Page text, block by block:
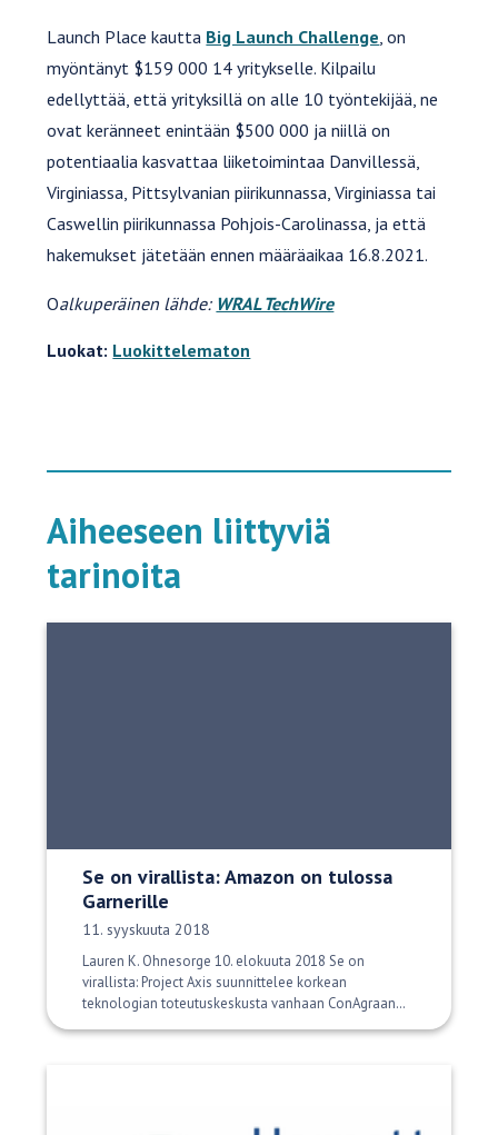
Launch Place kautta Big Launch Challenge , on
myöntänyt $159 000 14 yritykselle. Kilpailu
edellyttää, että yrityksillä on alle 10 työntekijää, ne
ovat keränneet enintään $500 000 ja niillä on
potentiaalia kasvattaa liiketoimintaa Danvillessä,
Virginiassa, Pittsylvanian piirikunnassa, Virginiassa tai
Caswellin piirikunnassa Pohjois-Carolinassa, ja että
hakemukset jätetään ennen määräaikaa 16.8.2021.
Oalkuperäinen lähde: WRAL TechWire
Luokat: Luokittelematon
Aiheeseen liittyviä
tarinoita
Se on virallista: Amazon on tulossa
Garnerille
Julkaisupäivä:
11. syyskuuta 2018
Lauren K. Ohnesorge 10. elokuuta 2018 Se on
virallista: Project Axis suunnittelee korkean
teknologian toteutuskeskusta vanhaan ConAgraan…